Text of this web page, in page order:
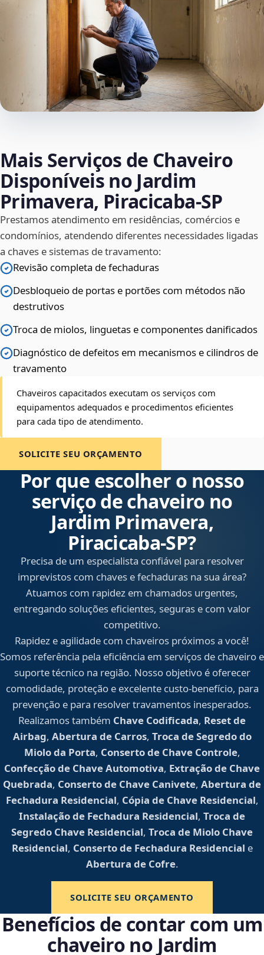
Mais Serviços de Chaveiro
Disponíveis no Jardim
Primavera, Piracicaba‑SP
Prestamos atendimento em residências, comércios e
condomínios, atendendo diferentes necessidades ligadas
a chaves e sistemas de travamento:
Revisão completa de fechaduras
Desbloqueio de portas e portões com métodos não
destrutivos
Troca de miolos, linguetas e componentes danificados
Diagnóstico de defeitos em mecanismos e cilindros de
travamento
Chaveiros capacitados executam os serviços com
equipamentos adequados e procedimentos eficientes
para cada tipo de atendimento.
SOLICITE SEU ORÇAMENTO
Por que escolher o nosso
serviço de chaveiro no
Jardim Primavera,
Piracicaba‑SP?
Precisa de um especialista confiável para resolver
imprevistos com chaves e fechaduras na sua área?
Atuamos com rapidez em chamados urgentes,
entregando soluções eficientes, seguras e com valor
competitivo.
Rapidez e agilidade com chaveiros próximos a você!
Somos referência pela eficiência em serviços de chaveiro e
suporte técnico na região. Nosso objetivo é oferecer
comodidade, proteção e excelente custo-benefício, para
prevenção e para resolver travamentos inesperados.
Realizamos também Chave Codificada, Reset de
Airbag, Abertura de Carros, Troca de Segredo do
Miolo da Porta, Conserto de Chave Controle,
Confecção de Chave Automotiva, Extração de Chave
Quebrada, Conserto de Chave Canivete, Abertura de
Fechadura Residencial, Cópia de Chave Residencial,
Instalação de Fechadura Residencial, Troca de
Segredo Chave Residencial, Troca de Miolo Chave
Residencial, Conserto de Fechadura Residencial e
Abertura de Cofre.
SOLICITE SEU ORÇAMENTO
Benefícios de contar com um
chaveiro no Jardim